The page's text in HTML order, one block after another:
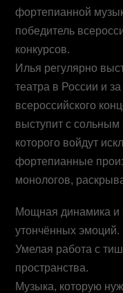
фортепианной
победитель
конкурсов.
Илья регулярно
театра в России и
всероссийского
выступит с
которого войдут
фортепианные
монологов,
Мощная динамика и
утончённых эмоций.
Умелая работа с
пространства.
Музыка, которую